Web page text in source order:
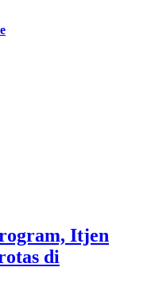
Itjen
di